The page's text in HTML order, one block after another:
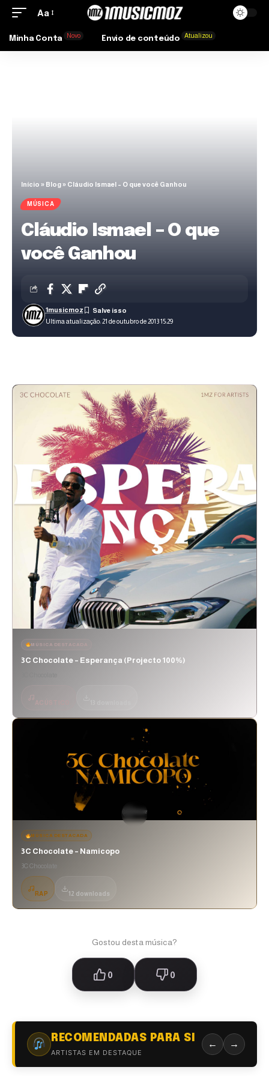
Aa
Minha Conta Novo Envio de conteúdo Atualizou
Início » Blog» Cláudio Ismael – O que você Ganhou
MÚSICA
Cláudio Ismael – O que
você Ganhou
Ultima atualização: 21 de outubro de 2013 15:29
1musicmoz
MÚSICA DESTACADA
3C Chocolate – Esperança (Projecto 100%)
ACÚSTICO
MÚSICA DESTACADA
3C Chocolate – Namicopo
3C Chocolate
RAP 12 downloads
Gostou desta música?
0 0
RECOMENDADAS PARA SI
ARTISTAS EM DESTAQUE
← →